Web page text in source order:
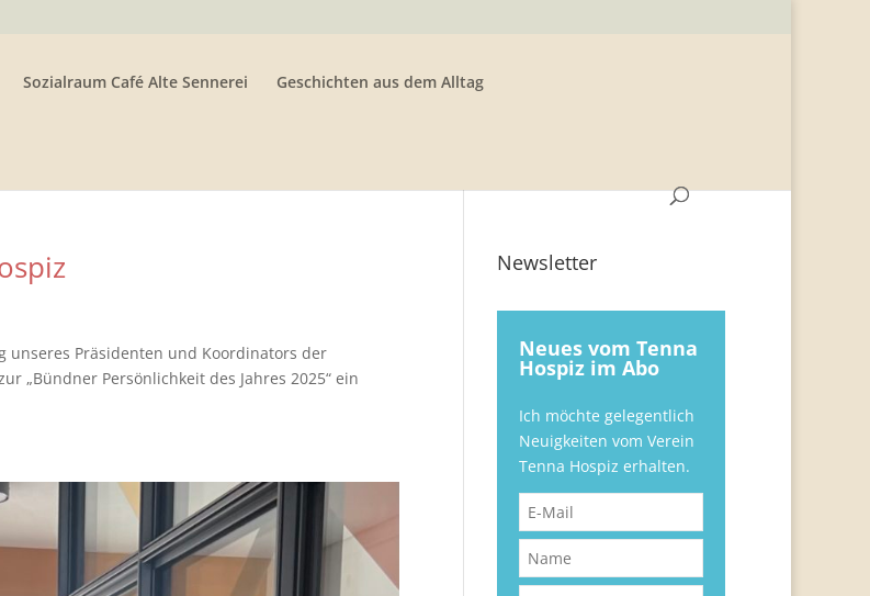
Sozialraum Café Alte Sennerei Geschichten aus dem Alltag
unseres Präsidenten und Koordinators der
„Bündner Persönlichkeit des Jahres 2025“ ein
Newsletter
Neues vom Tenna
Hospiz im Abo
Ich möchte gelegentlich
Neuigkeiten vom Verein
Tenna Hospiz erhalten.